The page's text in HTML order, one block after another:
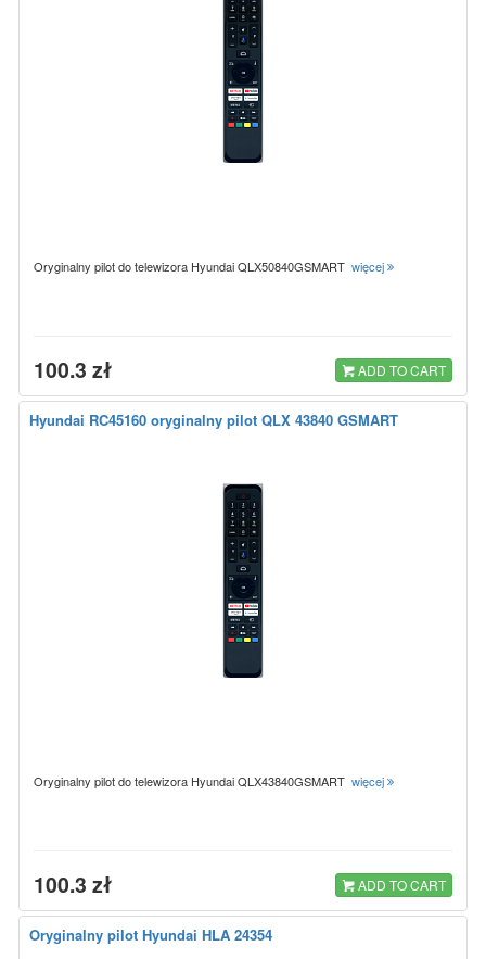
Oryginalny pilot do telewizora Hyundai QLX50840GSMART więcej
100.3 zł ADD TO CART
Hyundai RC45160 oryginalny pilot QLX 43840 GSMART
Oryginalny pilot do telewizora Hyundai QLX43840GSMART więcej
100.3 zł ADD TO CART
Oryginalny pilot Hyundai HLA 24354